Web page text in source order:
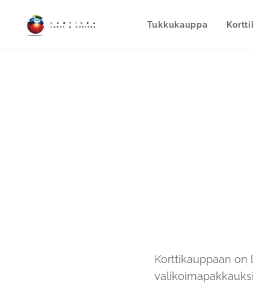
Tukkukauppa
Korttikauppaan on